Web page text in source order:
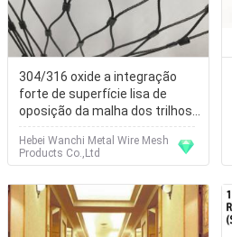
304/316 oxide a integração
forte de superfície lisa de
oposição da malha dos trilhos
da escada da prova do bebê
Hebei Wanchi Metal Wire Mesh
Products Co.,Ltd